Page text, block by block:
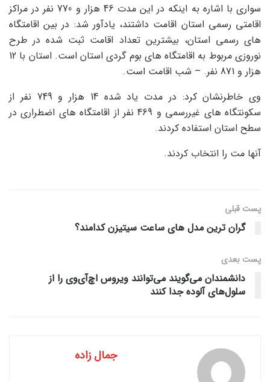
سواری با اشاره به اینکه در این مدت 46 هزار و 770 نفر در مراکز
اقامتی رسمی استان اقامت داشتند، یادآور شد: در بین اقامتگاه
های رسمی استان، بیشترین تعداد اقامت ثبت شده در طرح
نوروزی مربوط به اقامتگاه های بوم گردی استان است. استان با 12
هزار و 871 نفر. – شب اقامت است.
وی خاطرنشان کرد: در مدت یاد شده 14 هزار و 749 نفر از
سکونتگاه های غیررسمی و 469 نفر از اقامتگاه های اضطراری در
سطح استان استفاده کردند.
آنها مت را انتخاب کردند.
پست قبلی
گران ترین مدل های ساعت سیتیزن کدامند؟
پست‌ بعدی
دانشمندان می‌گویند می‌توانند ویروس اچ‌آی‌وی را از
سلول‌های آلوده جدا کنند
جمال زاده